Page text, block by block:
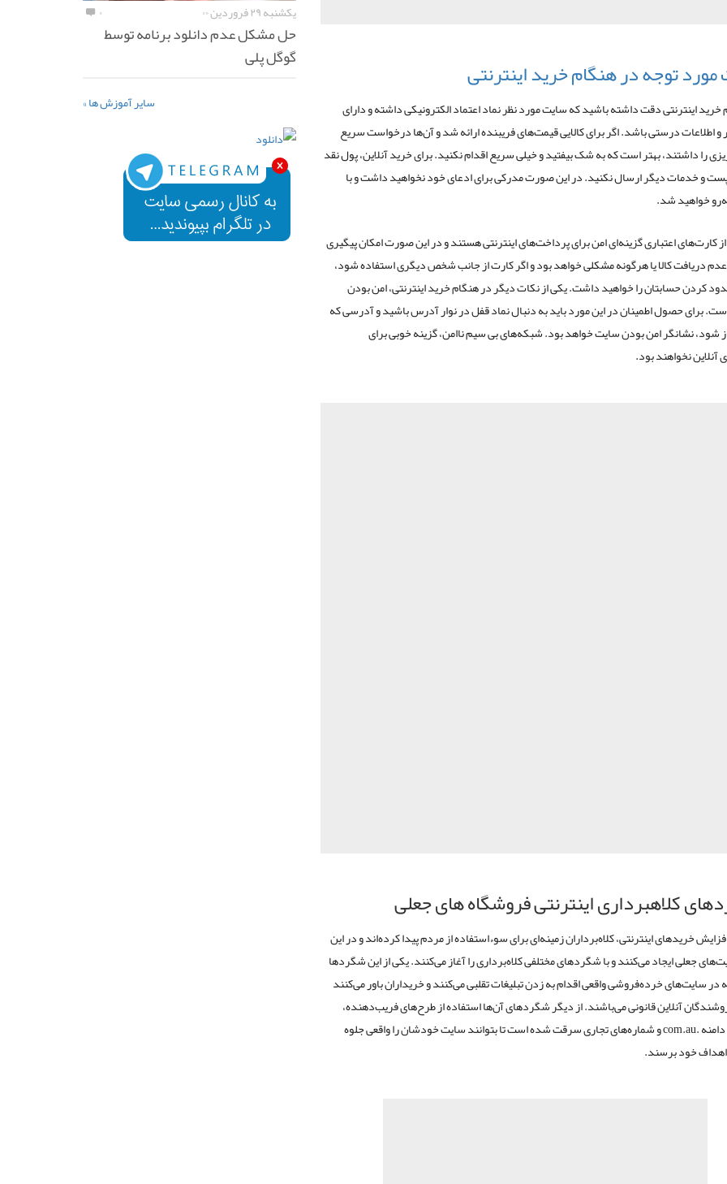
مورد توجه در هنگام خرید اینترنتی
خرید اینترنتی دقت داشته باشید که سایت مورد نظر نماد اعتماد الکترونیکی داشته و دارای
و اطلاعات درستی باشد. اگر برای کالایی قیمت‌های فریبنده ارائه شد و آن‌ها درخواست سریع
را داشتند، بهتر است که به شک بیفتید و خیلی سریع اقدام نکنید. برای خرید آنلاین، پول نقد
پست و خدمات دیگر ارسال نکنید. در این صورت مدرکی برای ادعای خود نخواهید داشت و با
خواهید شد.
کارت‌های اعتباری گزینه‌ای امن برای پرداخت‌های اینترنتی هستند و در این صورت امکان پیگیری
دریافت کالا یا هرگونه مشکلی خواهد بود و اگر کارت از جانب شخص دیگری استفاده شود،
کردن حسابتان را خواهید داشت. یکی از نکات دیگر در هنگام خرید اینترنتی، امن بودن
برای حصول اطمینان در این مورد باید به دنبال نماد قفل در نوار آدرس باشید و آدرسی که
شود، نشانگر امن بودن سایت خواهد بود. شبکه‌های بی سیم ناامن، گزینه خوبی برای
نخواهند بود.
کلاهبرداری اینترنتی فروشگاه های جعلی
خریدهای اینترنتی، کلاه‌برداران زمینه‌ای برای سوءاستفاده از مردم پیدا کرده‌اند و در این
جعلی ایجاد می‌کنند و با شگردهای مختلفی کلاه‌برداری را آغاز می‌کنند. یکی از این شگردها
سایت‌های خرده‌فروشی واقعی اقدام به زدن تبلیغات تقلبی می‌کنند و خریداران باور می‌کنند
آنلاین قانونی می‌باشند. از دیگر شگردهای آن‌ها استفاده از طرح‌های فریب‌دهنده،
.
com.auو شماره‌های تجاری سرقت شده است تا بتوانند سایت خودشان را واقعی جلوه
خود برسند.
یکشنبه ۲۹ فروردین ۰۰ ۰
حل مشکل عدم دانلود برنامه توسط
گوگل پلی
سایر آموزش ها »